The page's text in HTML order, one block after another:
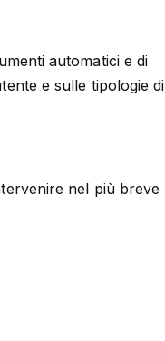
automatici e di
e sulle tipologie di
nel più breve